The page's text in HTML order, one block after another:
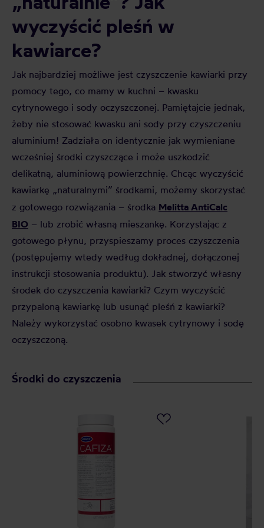
wyczyścić pleśń w
kawiarce?
Jak najbardziej możliwe jest czyszczenie kawiarki przy
pomocy tego, co mamy w kuchni – kwasku
cytrynowego i sody oczyszczonej. Pamiętajcie jednak,
żeby nie stosować kwasku ani sody przy czyszczeniu
aluminium! Zadziała on identycznie jak wymieniane
wcześniej środki czyszczące i może uszkodzić
delikatną, aluminiową powierzchnię. Chcąc wyczyścić
kawiarkę „naturalnymi” środkami, możemy skorzystać
z gotowego rozwiązania – środka Melitta AntiCalc
BIO – lub zrobić własną mieszankę. Korzystając z
gotowego płynu, przyspieszamy proces czyszczenia
(postępujemy wtedy według dokładnej, dołączonej
instrukcji stosowania produktu). Jak stworzyć własny
środek do czyszczenia kawiarki? Czym wyczyścić
przypaloną kawiarkę lub usunąć pleśń z kawiarki?
Należy wykorzystać osobno kwasek cytrynowy i sodę
oczyszczoną.
Środki do czyszczenia